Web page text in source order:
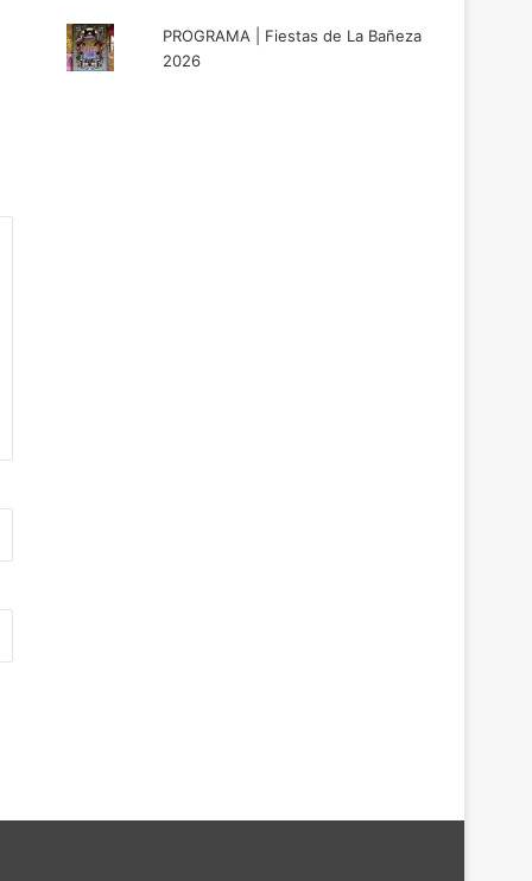
PROGRAMA | Fiestas de La Bañeza
2026